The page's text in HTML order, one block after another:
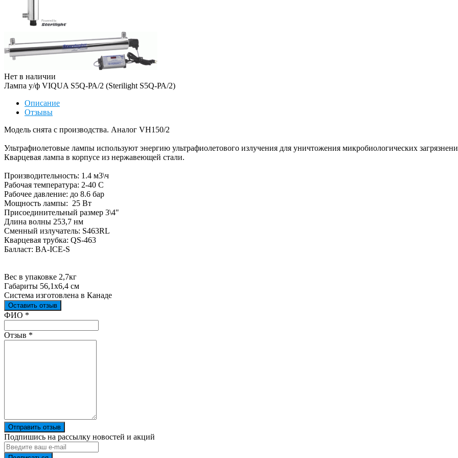
Нет в наличии
Лампа у/ф VIQUA S5Q-РА/2 (Sterilight S5Q-РА/2)
Описание
Отзывы
Модель снята с производства. Аналог VH150/2
Ультрафиолетовые лампы используют энергию ультрафиолетового излучения для уничтожения микробиологических
Кварцевая лампа в корпусе из нержавеющей стали.
Производительность: 1.4 м3\ч
Рабочая температура: 2-40 С
Рабочее давление: до 8.6 бар
Мощность лампы: 25 Вт
Присоединительный размер 3\4"
Длина волны 253,7 нм
Сменный излучатель: S463RL
Кварцевая трубка: QS-463
Балласт: BA-ICE-S
Вес в упаковке 2,7кг
Габариты 56,1х6,4 см
Система изготовлена в Канаде
Оставить отзыв
Ваш отзыв был отправлен!
ФИО *
Отзыв *
Отправить отзыв
Подпишись на рассылку новостей и акций